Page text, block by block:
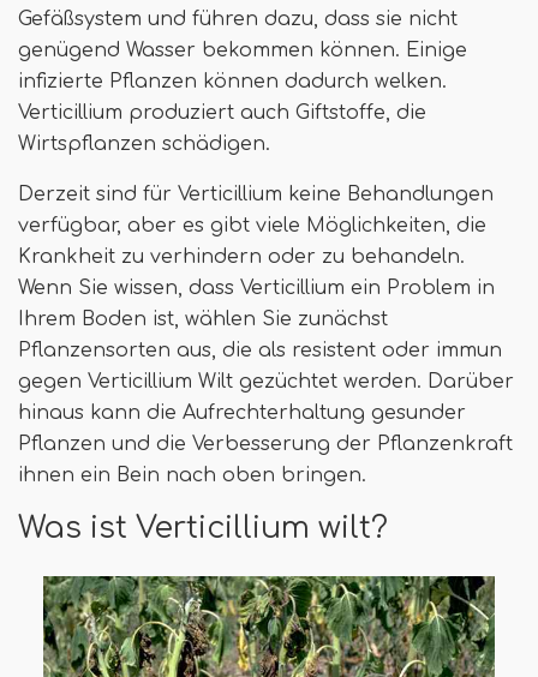
Gefäßsystem und führen dazu, dass sie nicht
genügend Wasser bekommen können. Einige
infizierte Pflanzen können dadurch welken.
Verticillium produziert auch Giftstoffe, die
Wirtspflanzen schädigen.
Derzeit sind für Verticillium keine Behandlungen
verfügbar, aber es gibt viele Möglichkeiten, die
Krankheit zu verhindern oder zu behandeln.
Wenn Sie wissen, dass Verticillium ein Problem in
Ihrem Boden ist, wählen Sie zunächst
Pflanzensorten aus, die als resistent oder immun
gegen Verticillium Wilt gezüchtet werden. Darüber
hinaus kann die Aufrechterhaltung gesunder
Pflanzen und die Verbesserung der Pflanzenkraft
ihnen ein Bein nach oben bringen.
Was ist Verticillium wilt?